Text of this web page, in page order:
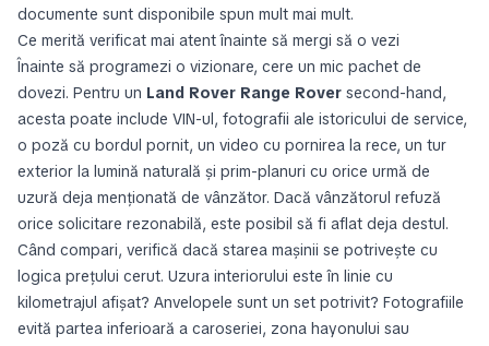
documente sunt disponibile spun mult mai mult.
Ce merită verificat mai atent înainte să mergi să o vezi
Înainte să programezi o vizionare, cere un mic pachet de
dovezi. Pentru un Land Rover Range Rover second-hand,
acesta poate include VIN-ul, fotografii ale istoricului de service,
o poză cu bordul pornit, un video cu pornirea la rece, un tur
exterior la lumină naturală și prim-planuri cu orice urmă de
uzură deja menționată de vânzător. Dacă vânzătorul refuză
orice solicitare rezonabilă, este posibil să fi aflat deja destul.
Când compari, verifică dacă starea mașinii se potrivește cu
logica prețului cerut. Uzura interiorului este în linie cu
kilometrajul afișat? Anvelopele sunt un set potrivit? Fotografiile
evită partea inferioară a caroseriei, zona hayonului sau